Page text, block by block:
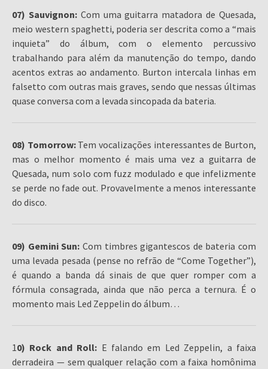
07) Sauvignon:Com uma guitarra matadora de Quesada,
meio western spaghetti, poderia ser descrita como a “mais
inquieta” do álbum, com o elemento percussivo
trabalhando para além da manutenção do tempo, dando
acentos extras ao andamento. Burton intercala linhas em
falsetto com outras mais graves, sendo que nessas últimas
quase conversa com a levada sincopada da bateria.
08) Tomorrow:Tem vocalizações interessantes de Burton,
mas o melhor momento é mais uma vez a guitarra de
Quesada, num solo com fuzz modulado e que infelizmente
se perde no fade out. Provavelmente a menos interessante
do disco.
09) Gemini Sun: Com timbres gigantescos de bateria com
uma levada pesada (pense no refrão de “Come Together”),
é quando a banda dá sinais de que quer romper com a
fórmula consagrada, ainda que não perca a ternura. É o
momento mais Led Zeppelin do álbum…
10) Rock and Roll: E falando em Led Zeppelin, a faixa
derradeira — sem qualquer relação com a faixa homônima